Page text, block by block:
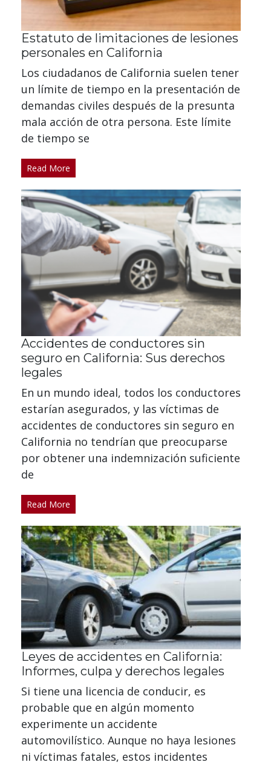
Estatuto de limitaciones de lesiones
personales en California
Los ciudadanos de California suelen tener
un límite de tiempo en la presentación de
demandas civiles después de la presunta
mala acción de otra persona. Este límite
de tiempo se
Read More
Accidentes de conductores sin
seguro en California: Sus derechos
legales
En un mundo ideal, todos los conductores
estarían asegurados, y las víctimas de
accidentes de conductores sin seguro en
California no tendrían que preocuparse
por obtener una indemnización suficiente
de
Read More
Leyes de accidentes en California:
Informes, culpa y derechos legales
Si tiene una licencia de conducir, es
probable que en algún momento
experimente un accidente
automovilístico. Aunque no haya lesiones
ni víctimas fatales, estos incidentes